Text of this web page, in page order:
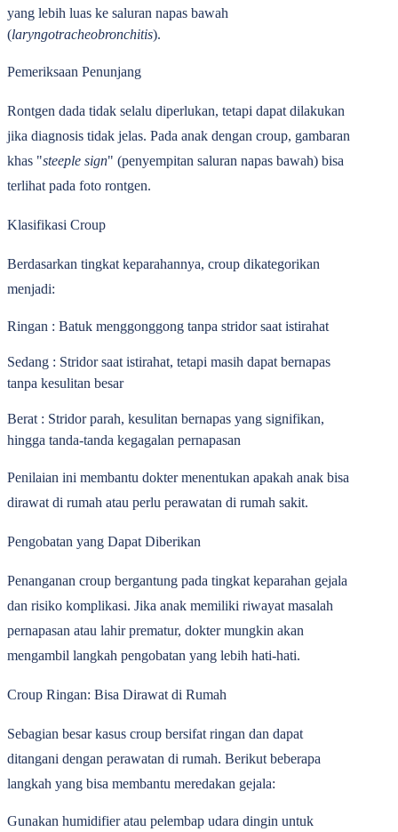
yang lebih luas ke saluran napas bawah
(laryngotracheobronchitis).
Pemeriksaan Penunjang
Rontgen dada tidak selalu diperlukan, tetapi dapat dilakukan
jika diagnosis tidak jelas. Pada anak dengan croup, gambaran
khas "steeple sign" (penyempitan saluran napas bawah) bisa
terlihat pada foto rontgen.
Klasifikasi Croup
Berdasarkan tingkat keparahannya, croup dikategorikan
menjadi:
Ringan : Batuk menggonggong tanpa stridor saat istirahat
Sedang : Stridor saat istirahat, tetapi masih dapat bernapas
tanpa kesulitan besar
Berat : Stridor parah, kesulitan bernapas yang signifikan,
hingga tanda-tanda kegagalan pernapasan
Penilaian ini membantu dokter menentukan apakah anak bisa
dirawat di rumah atau perlu perawatan di rumah sakit.
Pengobatan yang Dapat Diberikan
Penanganan croup bergantung pada tingkat keparahan gejala
dan risiko komplikasi. Jika anak memiliki riwayat masalah
pernapasan atau lahir prematur, dokter mungkin akan
mengambil langkah pengobatan yang lebih hati-hati.
Croup Ringan: Bisa Dirawat di Rumah
Sebagian besar kasus croup bersifat ringan dan dapat
ditangani dengan perawatan di rumah. Berikut beberapa
langkah yang bisa membantu meredakan gejala:
Gunakan humidifieratau pelembap udara dingin untuk